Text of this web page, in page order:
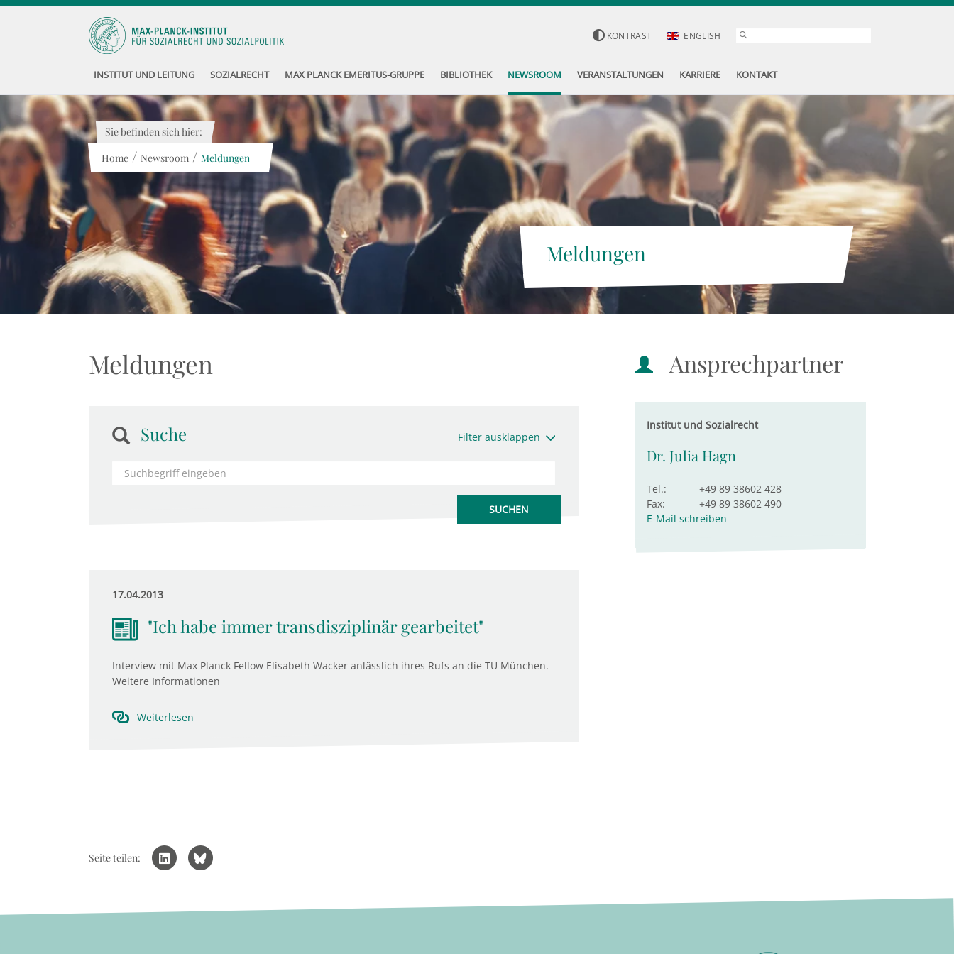
KONTRAST ENGLISH
INSTITUT UND LEITUNG SOZIALRECHT MAX PLANCK EMERITUS-GRUPPE BIBLIOTHEK NEWSROOM VERANSTALTUNGEN KARRIERE KONTAKT
Meldungen
Sie befinden sich hier:
Home / Newsroom / Meldungen
Meldungen
Suche Filter ausklappen
17.04.2013
"Ich habe immer transdisziplinär gearbeitet"
Interview mit Max Planck Fellow Elisabeth Wacker anlässlich ihres Rufs an die TU München.
Weitere Informationen
Weiterlesen
Ansprechpartner
Institut und Sozialrecht
Dr. Julia Hagn
Tel.:
+49 89 38602 428
Fax:
+49 89 38602 490
E-Mail schreiben
Seite teilen: